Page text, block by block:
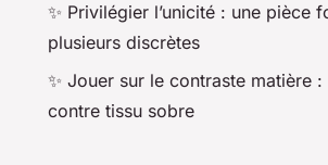
✨ Privilégier l’unicité : une pièce
plusieurs discrètes
✨ Jouer sur le contraste matière
contre tissu sobre